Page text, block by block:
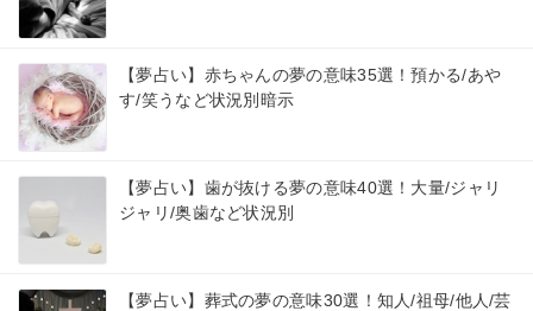
【夢占い】赤ちゃんの夢の意味35選！預かる/あや
す/笑うなど状況別暗示
【夢占い】歯が抜ける夢の意味40選！大量/ジャリ
ジャリ/奥歯など状況別
【夢占い】葬式の夢の意味30選！知人/祖母/他人/芸